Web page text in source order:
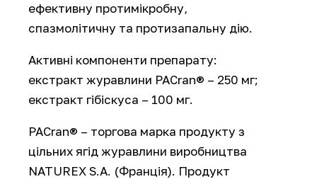
ефективну протимікробну,
спазмолітичну та протизапальну дію.
Активні компоненти препарату:
екстракт журавлини PACran® – 250 мг;
екстракт гібіскуса – 100 мг.
PACran® – торгова марка продукту з
цільних ягід журавлини виробництва
NATUREX S.A. (Франція). Продукт